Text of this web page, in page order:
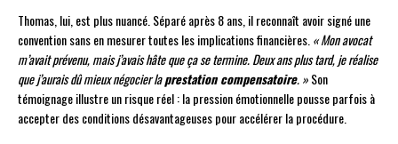
Thomas, lui, est plus nuancé. Séparé après 8 ans, il reconnaît avoir signé une
convention sans en mesurer toutes les implications financières. « Mon avocat
m’avait prévenu, mais j’avais hâte que ça se termine. Deux ans plus tard, je réalise
que j’aurais dû mieux négocier laprestation compensatoire. »Son
témoignage illustre un risque réel : la pression émotionnelle pousse parfois à
accepter des conditions désavantageuses pour accélérer la procédure.